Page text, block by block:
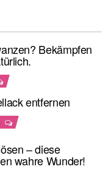
Bekämpfen
entfernen
– diese
wahre Wunder!